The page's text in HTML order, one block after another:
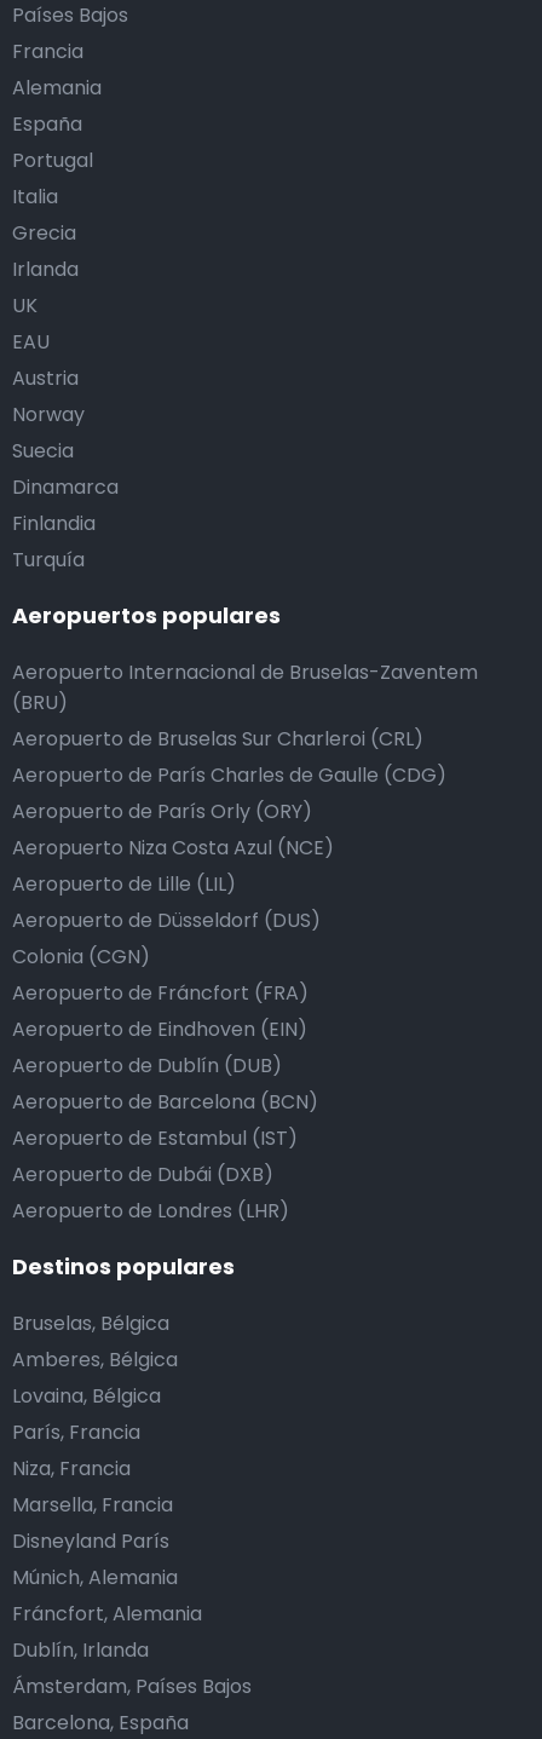
Países Bajos
Francia
Alemania
España
Portugal
Italia
Grecia
Irlanda
UK
EAU
Austria
Norway
Suecia
Dinamarca
Finlandia
Turquía
Aeropuertos populares
Aeropuerto Internacional de Bruselas-Zaventem
(BRU)
Aeropuerto de Bruselas Sur Charleroi (CRL)
Aeropuerto de París Charles de Gaulle (CDG)
Aeropuerto de París Orly (ORY)
Aeropuerto Niza Costa Azul (NCE)
Aeropuerto de Lille (LIL)
Aeropuerto de Düsseldorf (DUS)
Colonia (CGN)
Aeropuerto de Fráncfort (FRA)
Aeropuerto de Eindhoven (EIN)
Aeropuerto de Dublín (DUB)
Aeropuerto de Barcelona (BCN)
Aeropuerto de Estambul (IST)
Aeropuerto de Dubái (DXB)
Aeropuerto de Londres (LHR)
Destinos populares
Bruselas, Bélgica
Amberes, Bélgica
Lovaina, Bélgica
París, Francia
Niza, Francia
Marsella, Francia
Disneyland París
Múnich, Alemania
Fráncfort, Alemania
Dublín, Irlanda
Ámsterdam, Países Bajos
Barcelona, España